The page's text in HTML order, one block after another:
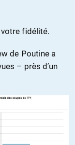
fidélité.
de Poutine a
– près d’un